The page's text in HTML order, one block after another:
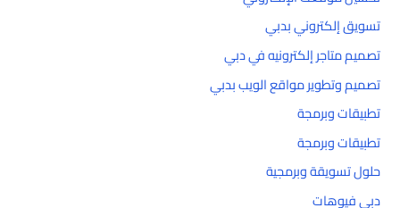
تسويق إلكتروني بدبي
تصميم متاجر إلكترونيه في دبي
تصميم وتطوير مواقع الويب بدبي
تطبيقات وبرمجة
تطبيقات وبرمجة
حلول تسويقة وبرمجية
دبي فيوهات